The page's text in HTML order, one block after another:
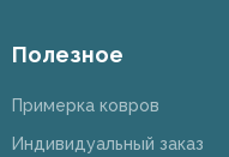
Полезное
Примерка ковров
Индивидуальный заказ